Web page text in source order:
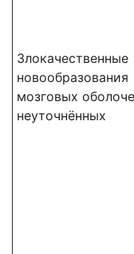
Злокачественные
новообразования
мозговых
неуточнённых